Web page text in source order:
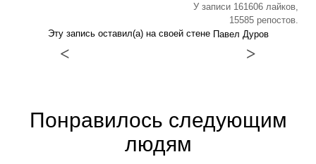
У записи 161606 лайков,
15585 репостов.
Эту запись оставил(а) на своей стене Павел Дуров
< >
Понравилось следующим
людям